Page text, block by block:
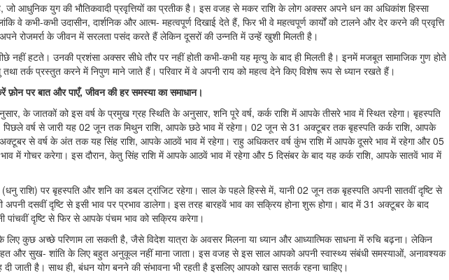
जो आधुनिक युग की भौतिकवादी प्रवृत्तियों का प्रतीक है। इस वजह से मकर राशि के लोग अक्सर अपने धन का अधिकांश हिस्सा
वे कभी-कभी उदासीन, दार्शनिक और आत्म- महत्वपूर्ण दिखाई देते हैं, फिर भी वे महत्वपूर्ण कार्यों को टालने और देर करने की प्रवृत्ति
रोजमर्रा के जीवन में सरलता पसंद करते हैं लेकिन दूसरों की उन्नति में उन्हें खुशी मिलती है।
नहीं हटते। उनकी प्रशंसा अक्सर सीधे तौर पर नहीं होती कभी-कभी यह मृत्यु के बाद ही मिलती है। इनमें मजबूत सामाजिक गुण होते
तर्क प्रस्तुत करने में निपुण माने जाते हैं। परिवार में वे अपनी राय को महत्व देने किए विशेष रूप से ध्यान रखते हैं।
फ़ोन पर बात और पाएँ, जीवन की हर समस्या का समाधान।
के जातकों को इस वर्ष के प्रमुख ग्रह स्थिति के अनुसार, शनि पूरे वर्ष, कर्क राशि में आपके तीसरे भाव में स्थित रहेगा। बृहस्पति
पिछले वर्ष से जारी यह 02 जून तक मिथुन राशि, आपके छठे भाव में रहेगा। 02 जून से 31 अक्टूबर तक बृहस्पति कर्क राशि, आपके
से वर्ष के अंत तक यह सिंह राशि, आपके आठवें भाव में रहेगा। राहु अधिकतर वर्ष कुंभ राशि में आपके दूसरे भाव में रहेगा और 05
में गोचर करेगा। इस दौरान, केतु सिंह राशि में आपके आठवें भाव में रहेगा और 5 दिसंबर के बाद यह कर्क राशि, आपके सातवें भाव में
(धनु राशि) पर बृहस्पति और शनि का डबल ट्रांजिट रहेगा। साल के पहले हिस्से में, यानी 02 जून तक बृहस्पति अपनी सातवीं दृष्टि से
अपनी दसवीं दृष्टि से इसी भाव पर प्रभाव डालेगा। इस तरह बारहवें भाव का सक्रिय होना शुरू होगा। बाद में 31 अक्टूबर के बाद
पांचवीं दृष्टि से फिर से आपके पंचम भाव को सक्रिय करेगा।
लिए कुछ अच्छे परिणाम ला सकती है, जैसे विदेश यात्रा के अवसर मिलना या ध्यान और आध्यात्मिक साधना में रुचि बढ़ना। लेकिन
और सुख- शांति के लिए बहुत अनुकूल नहीं माना जाता। इस वजह से इस साल आपको अपनी स्वास्थ्य संबंधी समस्याओं, अनावश्यक
जाती है। साथ ही, बंधन योग बनने की संभावना भी रहती है इसलिए आपको खास सतर्क रहना चाहिए।